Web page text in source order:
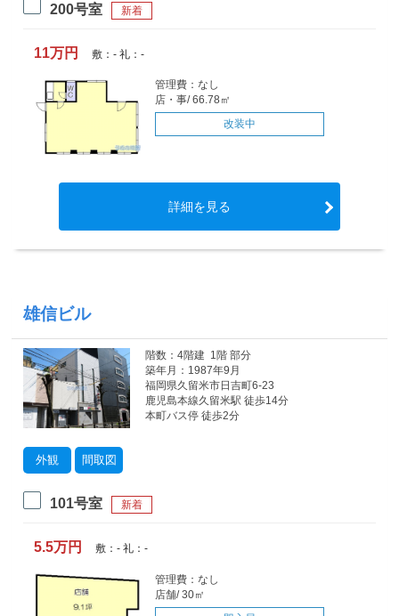
200号室 新着
11万円 敷：- 礼：-
管理費：なし
店・事/ 66.78㎡
改装中
詳細を見る
雄信ビル
外観 間取図
階数：4階建 1階 部分
築年月：1987年9月
福岡県久留米市日吉町6-23
鹿児島本線久留米駅 徒歩14分
本町バス停 徒歩2分
101号室 新着
5.5万円 敷：- 礼：-
管理費：なし
店舗/ 30㎡